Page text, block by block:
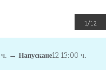
1/12
→ Напускане12 13:00 ч.